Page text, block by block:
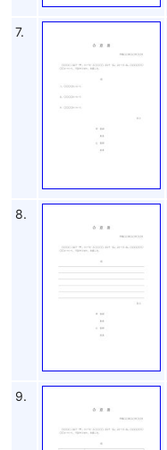
7.
8.
9.